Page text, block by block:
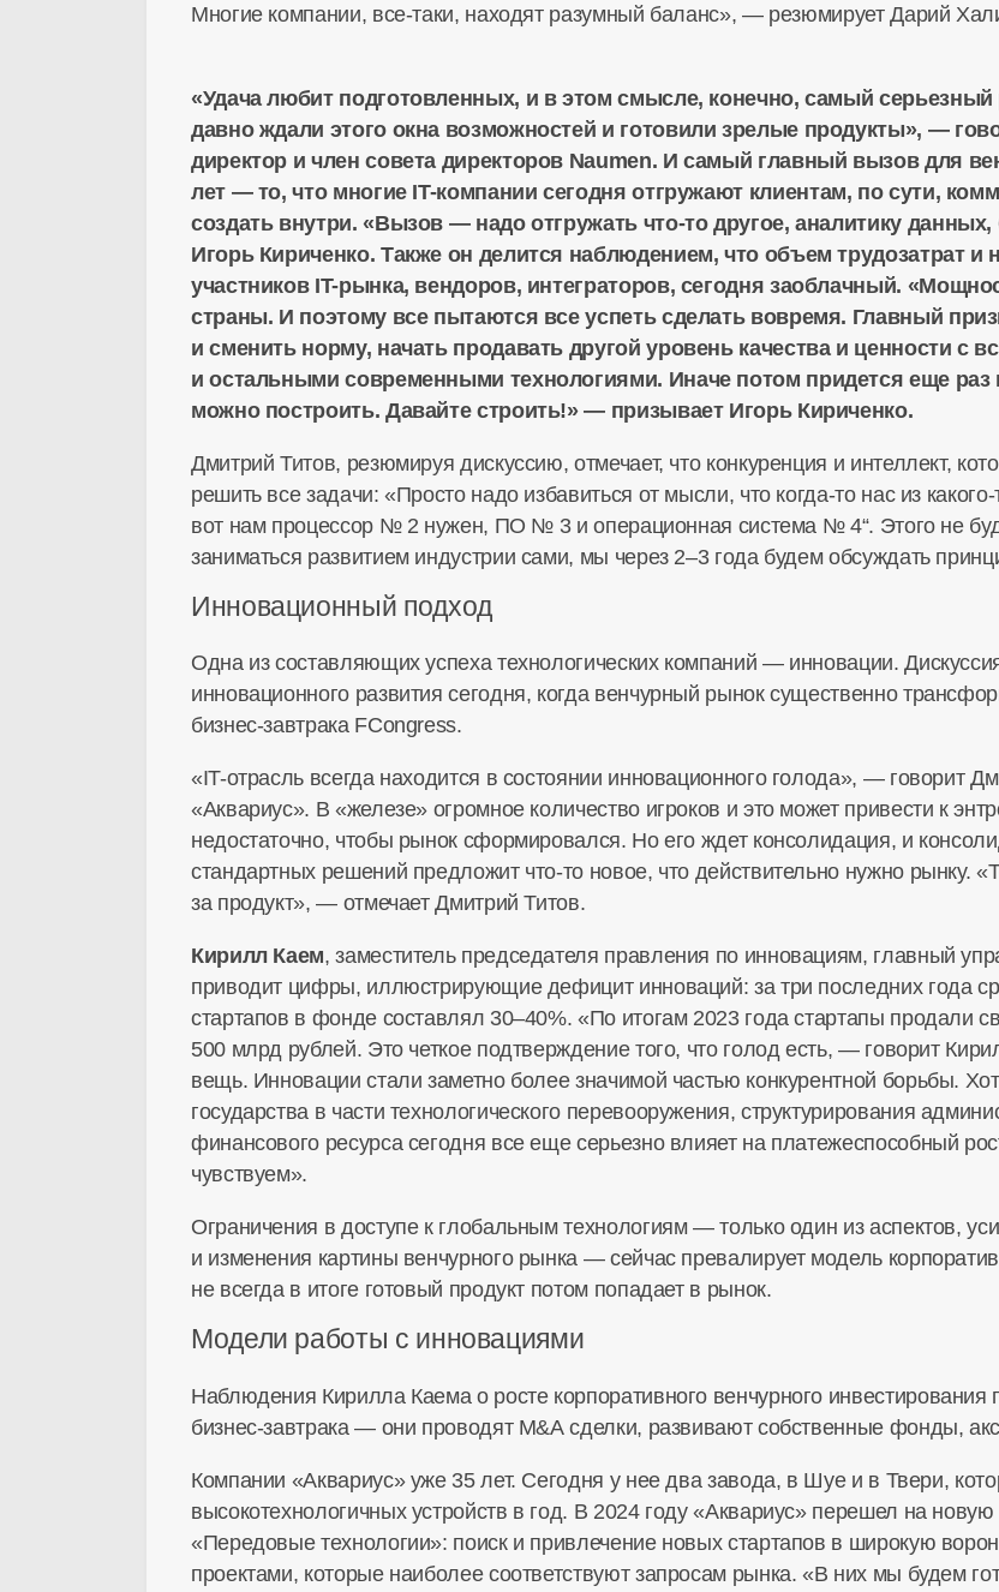
Многие компании, все-таки, находят разумный баланс», — резюмирует Дарий
«Удача любит подготовленных, и в этом смысле, конечно, самый
давно ждали этого окна возможностей и готовили зрелые продукты», —
директор и член совета директоров Naumen. И самый главный вызов для
лет — то, что многие IT-компании сегодня отгружают клиентам, по сути,
создать внутри. «Вызов — надо отгружать что-тодругое, аналитику данных,
Игорь Кириченко. Также он делится наблюдением, что объем трудозатрат и
участников IT-рынка, вендоров, интеграторов, сегодня заоблачный.
страны. И поэтому все пытаются все успеть сделать вовремя. Главный
и сменить норму, начать продавать другой уровень качества и ценности с
и остальными современными технологиями. Иначе потом придется еще
можно построить. Давайте строить!» — призывает Игорь Кириченко.
Дмитрий Титов, резюмируя дискуссию, отмечает, что конкуренция и интеллект,
решить все задачи: «Просто надо избавиться от мысли, что когда-тонас из
вот нам процессор № 2 нужен, ПО № 3 и операционная система № 4“. Этого не
заниматься развитием индустрии сами, мы через 2–3 года будем обсуждать
Инновационный подход
Одна из составляющих успеха технологических компаний — инновации.
инновационного развития сегодня, когда венчурный рынок существенно
бизнес-завтракаFCongress.
«IT-отрасль всегда находится в состоянии инновационного голода», — говорит
«Аквариус». В «железе» огромное количество игроков и это может привести к
недостаточно, чтобы рынок сформировался. Но его ждет консолидация, и
стандартных решений предложит что-то новое, что действительно нужно рынку.
за продукт», — отмечает Дмитрий Титов.
Кирилл Каем, заместитель председателя правления по инновациям, главный
приводит цифры, иллюстрирующие дефицит инноваций: за три последних года
стартапов в фонде составлял 30–40%. «По итогам 2023 года стартапы продали
500 млрд рублей. Это четкое подтверждение того, что голод есть, — говорит
вещь. Инновации стали заметно более значимой частью конкурентной борьбы.
государства в части технологического перевооружения, структурирования
финансового ресурса сегодня все еще серьезно влияет на платежеспособный
чувствуем».
Ограничения в доступе к глобальным технологиям — только один из аспектов,
и изменения картины венчурного рынка — сейчас превалирует модель
не всегда в итоге готовый продукт потом попадает в рынок.
Модели работы с инновациями
Наблюдения Кирилла Каема о росте корпоративного венчурного инвестирования
бизнес-завтрака — они проводят M&A сделки, развивают собственные фонды,
Компании «Аквариус» уже 35 лет. Сегодня у нее два завода, в Шуе и в Твери,
высокотехнологичных устройств в год. В 2024 году «Аквариус» перешел на
«Передовые технологии»: поиск и привлечение новых стартапов в широкую
проектами, которые наиболее соответствуют запросам рынка. «В них мы будем